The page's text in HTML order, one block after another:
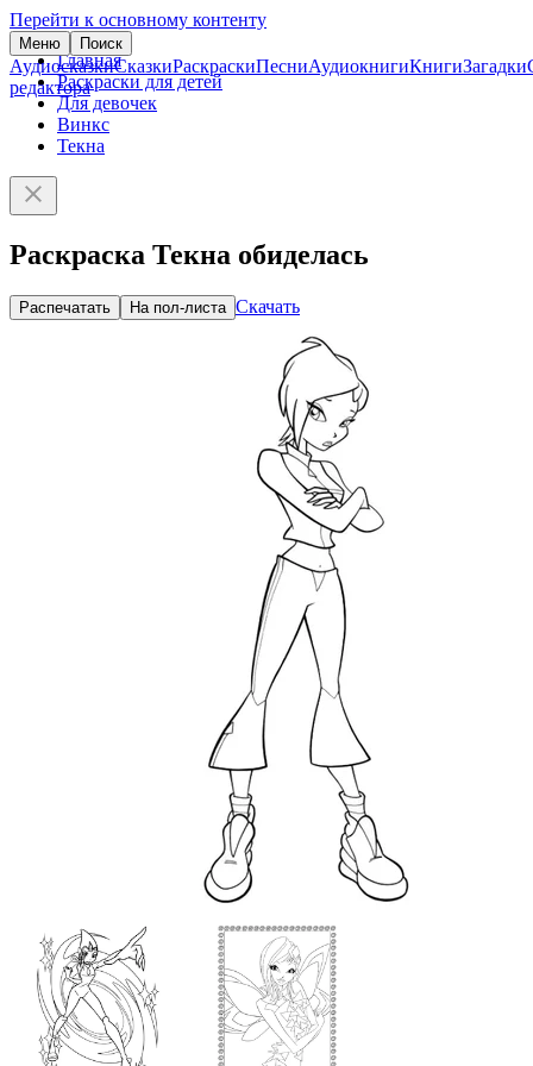
Перейти к основному контенту
Меню Поиск
АудиосказкиСказкиРаскраскиПесниАудиокнигиКнигиЗагадки
редактора
Главная
Раскраски для детей
Для девочек
Винкс
Текна
Раскраска Текна обиделась
Распечатать На пол-листа Скачать